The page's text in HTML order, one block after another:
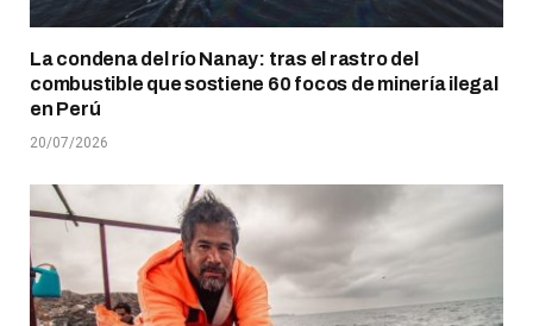
La condena del río Nanay: tras el rastro del
combustible que sostiene 60 focos de minería ilegal
en Perú
20/07/2026